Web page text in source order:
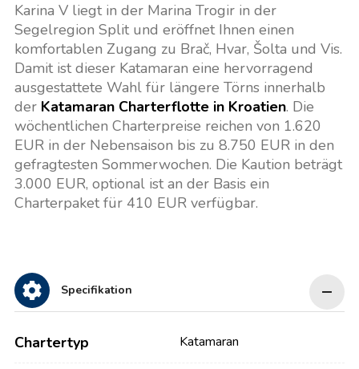
Karina V liegt in der Marina Trogir in der
Segelregion Split und eröffnet Ihnen einen
komfortablen Zugang zu Brač, Hvar, Šolta und Vis.
Damit ist dieser Katamaran eine hervorragend
ausgestattete Wahl für längere Törns innerhalb
der Katamaran Charterflotte in Kroatien. Die
wöchentlichen Charterpreise reichen von 1.620
EUR in der Nebensaison bis zu 8.750 EUR in den
gefragtesten Sommerwochen. Die Kaution beträgt
3.000 EUR, optional ist an der Basis ein
Charterpaket für 410 EUR verfügbar.
Specifikation
Chartertyp Katamaran